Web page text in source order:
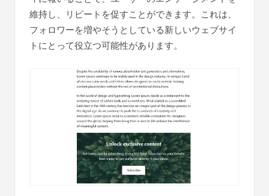
維持し、リピートを促すことができます。これは、
フォロワーを増やそうとしている新しいウェブサイ
トにとって役立つ可能性があります。